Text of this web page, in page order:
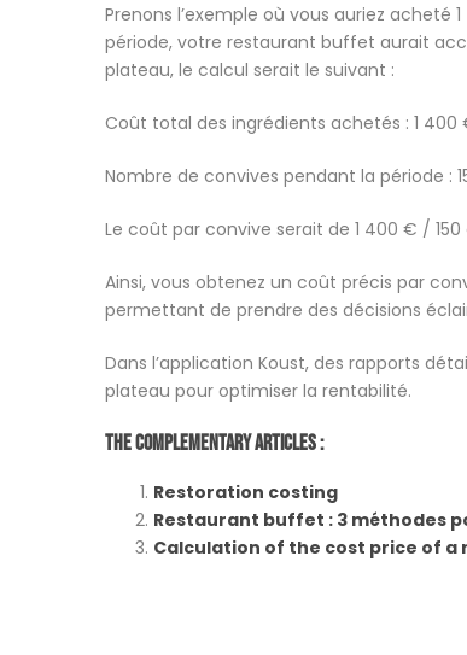
Prenons l’exemple où vous auriez acheté
période, votre restaurant buffet aurait
plateau, le calcul serait le suivant :
Coût total des ingrédients achetés : 1 400
Nombre de convives pendant la période :
Le coût par convive serait de 1 400 € /
Ainsi, vous obtenez un coût précis par
permettant de prendre des décisions
Dans l’application Koust, des rapports
plateau pour optimiser la rentabilité.
The Complementary Articles :
Restoration costing
Restaurant buffet : 3 méthodes
Calculation of the cost price of a